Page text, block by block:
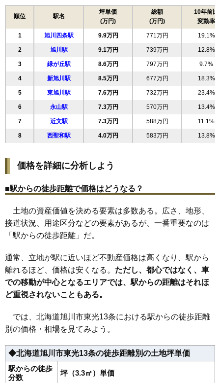
12万円 1,048万円 3.4%
12万円 734万円 41.6%
19 7条西 12万円 785万円 43.8%
20 南6条通 11万円 893万円 50.9%
21 南8条通 11万円 751万円 55.9%
22 南7条通 11万円 556万円 54.8%
23 南4条通 11万円 773万円 52.2%
24 南5条通 11万円 773万円 56.9%
25 5条西 11万円 1,554万円 30.0%
26 豊岡2条 11万円 825万円 27.2%
28 神楽1条 11万円
30 東光6条 11万円 769万円 28.3%
31 東光7条 11万円 797万円 30.8%
32 東光8条 11万円 870万円 29.1%
33 豊岡5条
34 東光5条 10万円 780万円 33.9%
35 豊岡6条 10万円 757万円 17.7%
36 豊岡1条 10万円 769万円 33.9%
37 神楽2条 10万円
39 豊岡8条 9.9万円
41 豊岡7条 9.7万円 700万円
42 11条通
順位 駅名
坪単価
(万円)
総額
(万円)
10年前比
変動率
1 旭川四条駅 9.9万円 771万円 19.1%
2 旭川駅 9.1万円 739万円 12.8%
3 緑が丘駅 8.6万円 797万円 9.7%
4 新旭川駅 8.5万円 677万円 18.3%
5 東旭川駅 7.6万円 732万円 23.4%
6 永山駅 7.3万円 570万円 13.4%
7 近文駅 7.3万円 588万円 11.1%
8 西聖和駅 4.0万円 583万円 13.8%
価格を詳細に分析しよう
■駅からの徒歩距離で価格はどうなる？
土地の資産価値を決める要素は多数ある。広さ、地形、
接道状況、用途区分などの要素があるが、一番重要なのは
「駅からの徒歩距離」だ。
通常、立地が駅に近いほど不動産価格は高くなり、駅から
離れるほど、価格は安くなる。 ただし、都心ではなく、車
での移動が中心となるエリアでは、駅からの距離はそれほ
ど重視されないこともある。
では、北海道旭川市東光13条における駅からの徒歩距離
別の価格・相場を見てみよう。
◆北海道旭川市東光13条の徒歩距離別の土地坪単価
駅からの徒歩
分数
坪（3.3㎡）単価